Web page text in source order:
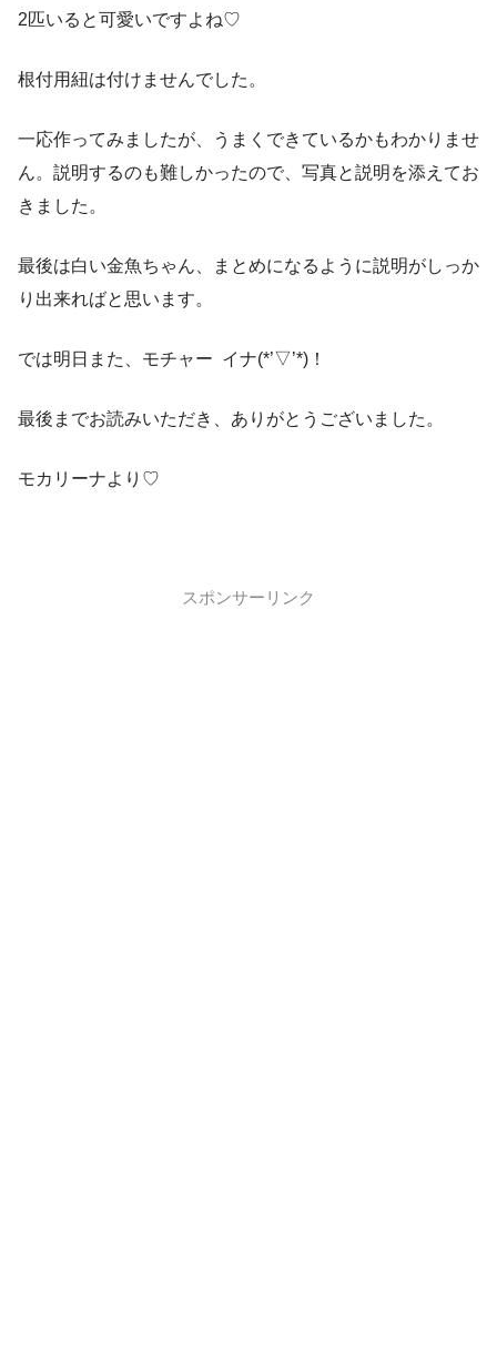
2匹いると可愛いですよね♡
根付用紐は付けませんでした。
一応作ってみましたが、うまくできているかもわかりませ
ん。説明するのも難しかったので、写真と説明を添えてお
きました。
最後は白い金魚ちゃん、まとめになるように説明がしっか
り出来ればと思います。
では明日また、モチャー イナ(*’▽’*)！
最後までお読みいただき、ありがとうございました。
モカリーナより♡
スポンサーリンク